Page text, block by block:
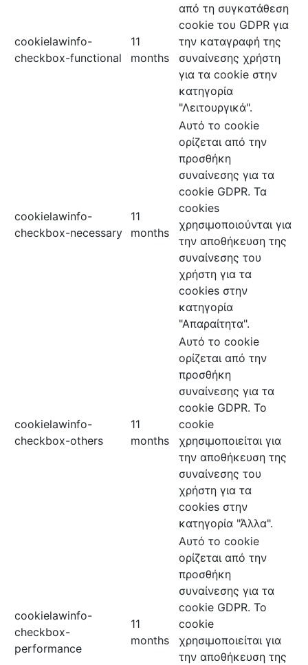
cookielawinfo-
checkbox-functional
11
months
από τη συγκατάθεση
cookie του GDPR για
την καταγραφή της
συναίνεσης χρήστη
για τα cookie στην
κατηγορία
"Λειτουργικά".
cookielawinfo-
checkbox-necessary
11
months
Αυτό το cookie
ορίζεται από την
προσθήκη
συναίνεσης για τα
cookie GDPR. Τα
cookies
χρησιμοποιούνται για
την αποθήκευση της
συναίνεσης του
χρήστη για τα
cookies στην
κατηγορία
"Απαραίτητα".
cookielawinfo-
checkbox-others
11
months
Αυτό το cookie
ορίζεται από την
προσθήκη
συναίνεσης για τα
cookie GDPR. Το
cookie
χρησιμοποιείται για
την αποθήκευση της
συναίνεσης του
χρήστη για τα
cookies στην
κατηγορία "Άλλα".
cookielawinfo-
checkbox-
performance
11
months
Αυτό το cookie
ορίζεται από την
προσθήκη
συναίνεσης για τα
cookie GDPR. Το
cookie
χρησιμοποιείται για
την αποθήκευση της